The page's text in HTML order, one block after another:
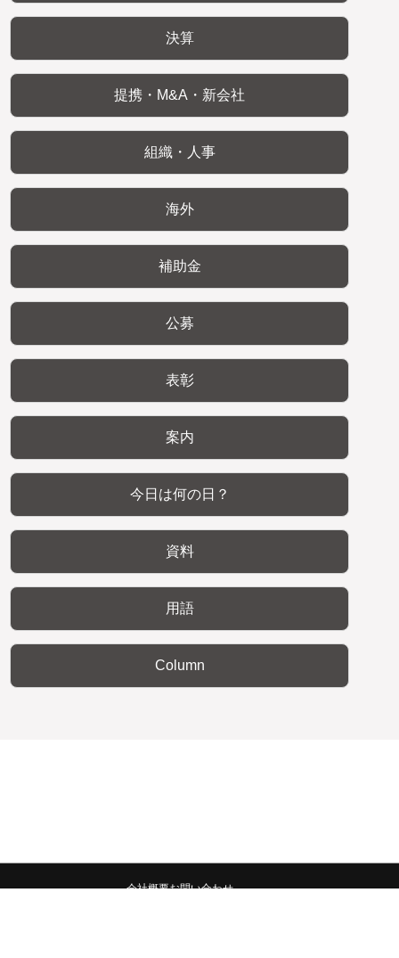
決算
提携・M&A・新会社
組織・人事
海外
補助金
公募
表彰
案内
今日は何の日？
資料
用語
Column
会社概要お問い合わせ